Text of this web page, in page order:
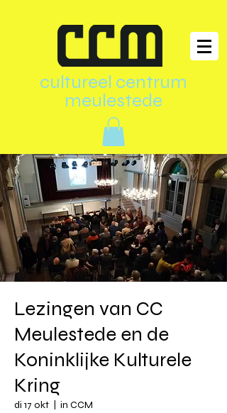
cultureel centrum
meulestede
Lezingen van CC
Meulestede en de
Koninklijke Kulturele
Kring
di 17 okt in CCM